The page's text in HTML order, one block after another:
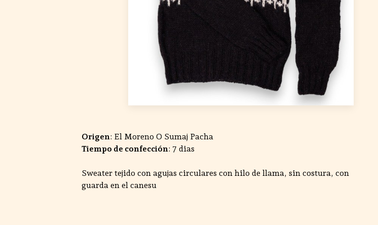
Origen: El Moreno O Sumaj Pacha
Tiempo de confección: 7 dias
Sweater tejido con agujas circulares con hilo de llama, sin costura, con
guarda en el canesu